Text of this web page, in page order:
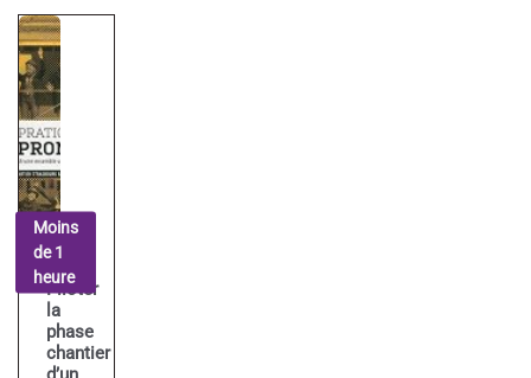
Piloter
la
phase
chantier
Moins
de 1
heure